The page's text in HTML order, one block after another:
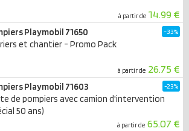
à partir de 14.99 €
Playmobil 71650
et chantier - Promo Pack
à partir de 26.75 €
-33%
Playmobil 71603
de pompiers avec camion d'intervention
50 ans)
à partir de 65.07 €
-23%